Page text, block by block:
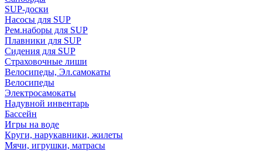
SUP-доски
Насосы для SUP
Рем.наборы для SUP
Плавники для SUP
Сидения для SUP
Страховочные лиши
Велосипеды, Эл.самокаты
Велосипеды
Электросамокаты
Надувной инвентарь
Бассейн
Игры на воде
Круги, нарукавники, жилеты
Мячи, игрушки, матрасы